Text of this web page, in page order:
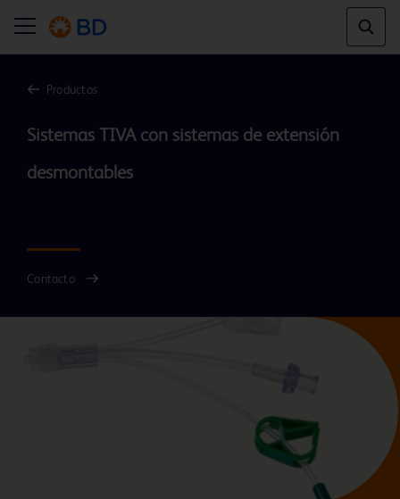
Productos
Sistemas TIVA con sistemas de extensión
desmontables
Contacto